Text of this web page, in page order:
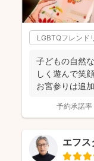
LGBTQフレンド
子どもの自然
しく遊んで笑
お宮参りは追
予約承諾率
エフス